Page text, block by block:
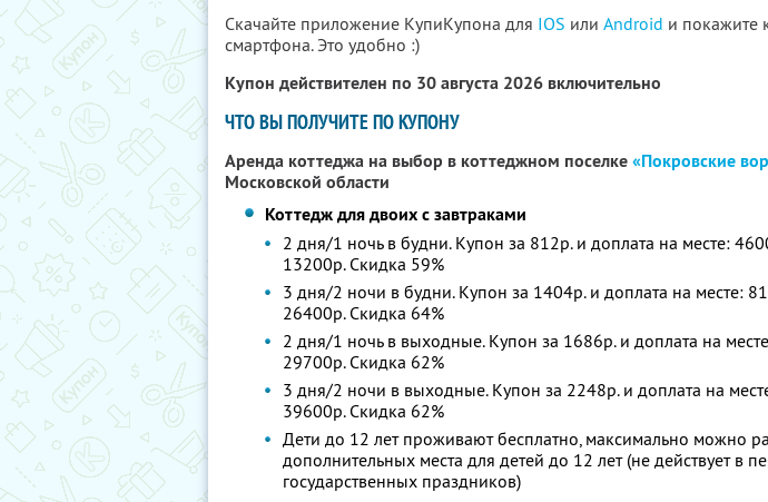
Скачайте приложение КупиКупона для IOS или Android и покажите
смартфона. Это удобно :)
Купон действителен по 30 августа 2026 включительно
ЧТО ВЫ ПОЛУЧИТЕ ПО КУПОНУ
Аренда коттеджа на выбор в коттеджном поселке«Покровские
Московской области
Коттедж для двоих с завтраками
2 дня/1 ночь в будни. Купон за 812р. и доплата на месте:
13200р. Скидка 59%
3 дня/2 ночи в будни. Купон за 1404р. и доплата на месте:
26400р. Скидка 64%
2 дня/1 ночь в выходные. Купон за 1686р. и доплата на
29700р. Скидка 62%
3 дня/2 ночи в выходные. Купон за 2248р. и доплата на
39600р. Скидка 62%
Дети до 12 лет проживают бесплатно, максимально можно
дополнительных места для детей до 12 лет (не действует в
государственных праздников)